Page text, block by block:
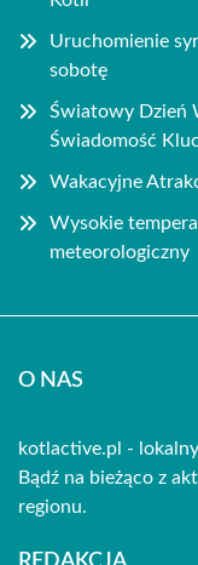
Uruchomienie
sobotę
Światowy Dzień
Świadomość
Wakacyjne
Wysokie
meteorologiczny
O NAS
kotlactive.pl -
Bądź na bieżąco z
regionu.